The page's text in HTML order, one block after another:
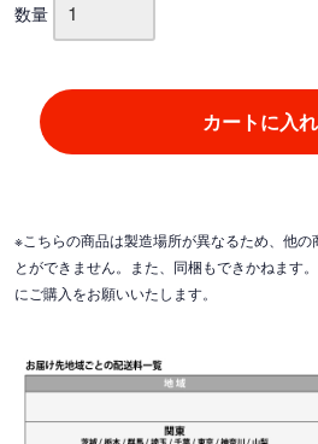
数量
カートに入
※こちらの商品は製造場所が異なるため、他
とができません。また、同梱もできかねます
にご購入をお願いいたします。